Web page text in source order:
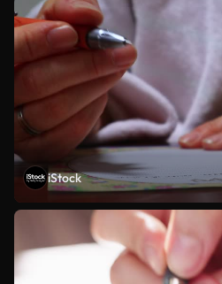
iStock